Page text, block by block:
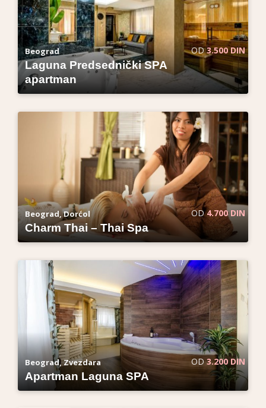
Beograd
Laguna Predsednički SPA
apartman
OD3.500 DIN
Beograd, Dorćol
Charm Thai – Thai Spa
OD4.700 DIN
Beograd, Zvezdara
Apartman Laguna SPA
OD3.200 DIN